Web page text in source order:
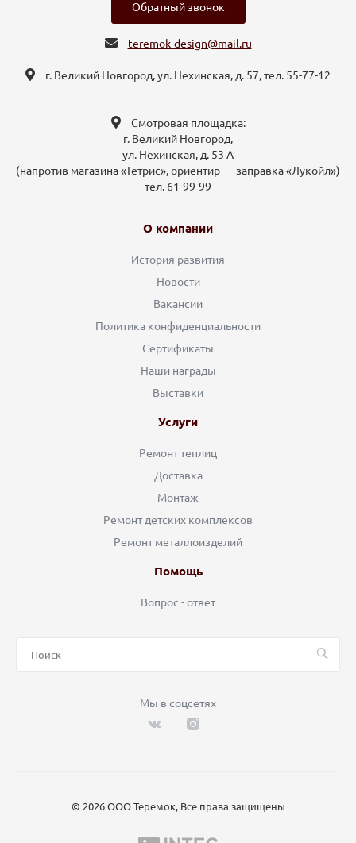
Обратный звонок
teremok-design@mail.ru
г. Великий Новгород, ул. Нехинская, д. 57, тел. 55-77-12
Смотровая площадка:
г. Великий Новгород,
ул. Нехинская, д. 53 А
(напротив магазина «Тетрис», ориентир — заправка «Лукойл»)
тел. 61-99-99
О компании
История развития
Новости
Вакансии
Политика конфиденциальности
Сертификаты
Наши награды
Выставки
Услуги
Ремонт теплиц
Доставка
Монтаж
Ремонт детских комплексов
Ремонт металлоизделий
Помощь
Вопрос - ответ
Мы в соцсетях
© 2026 ООО Теремок, Все права защищены